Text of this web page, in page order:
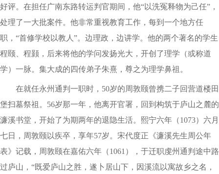
好评。在担任广南东路转运判官期间，他“以洗冤释物为己任”，
处理了一大批案件。他非常重视教育工作，每到一个地方任
职，“首修学校以教人”。边理政，边讲学。他的两个著名的学生
程颐、程颢，后来将他的学问发扬光大，开创了理学（或称道
学）一脉。集大成的四传弟子朱熹，尊之为理学鼻祖。
在就任永州通判一职时，50岁的周敦颐曾携二子回营道楼田
堡扫墓祭祖。56岁那一年，他离开官署，回到构筑于庐山之麓的
濂溪书堂，开始了为期两年的退隐生活。熙宁六年（1073）六月
七日，周敦颐以疾卒，享年57岁。宋代度正《濂溪先生周公年
表》记载，周敦颐在嘉佑六年（1061），于迁职虔州通判途中路
过庐山，“既爱庐山之胜，遂卜居山下，因溪流以寓故乡之名，